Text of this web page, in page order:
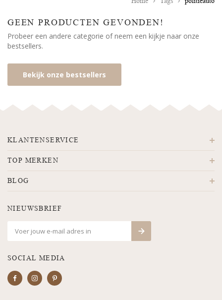
GEEN PRODUCTEN GEVONDEN!
Probeer een andere categorie of neem een kijkje naar onze
bestsellers.
Bekijk onze bestsellers
KLANTENSERVICE
TOP MERKEN
BLOG
NIEUWSBRIEF
SOCIAL MEDIA